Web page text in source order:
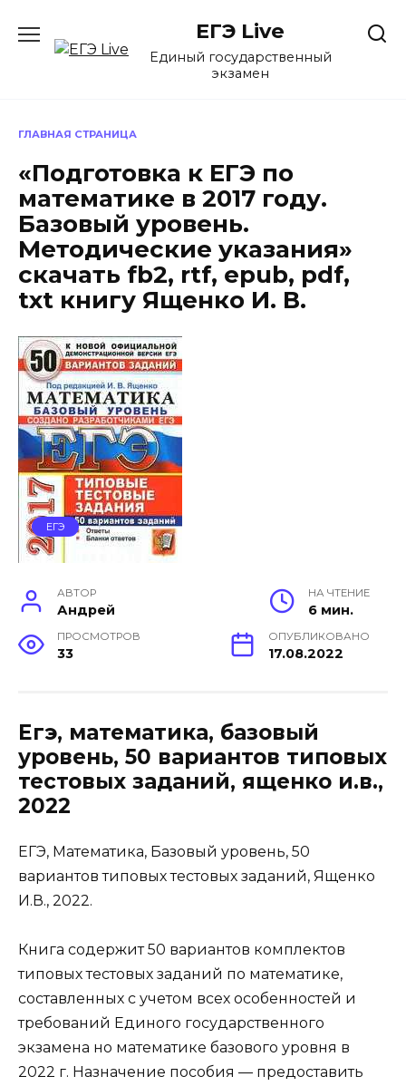
содержанию
ЕГЭ Live
Единый государственный
экзамен
ГЛАВНАЯ СТРАНИЦА
«Подготовка к ЕГЭ по
математике в 2017 году.
Базовый уровень.
Методические указания»
скачать fb2, rtf, epub, pdf,
txt книгу Ященко И. В.
ЕГЭ
АВТОР
Андрей
НА ЧТЕНИЕ
6 мин.
ПРОСМОТРОВ
33
ОПУБЛИКОВАНО
17.08.2022
Егэ, математика, базовый
уровень, 50 вариантов типовых
тестовых заданий, ященко и.в.,
2022
ЕГЭ, Математика, Базовый уровень, 50
вариантов типовых тестовых заданий, Ященко
И.В., 2022.
Книга содержит 50 вариантов комплектов
типовых тестовых заданий по математике,
составленных с учетом всех особенностей и
требований Единого государственного
экзамена но математике базового уровня в
2022 г. Назначение пособия — предоставить